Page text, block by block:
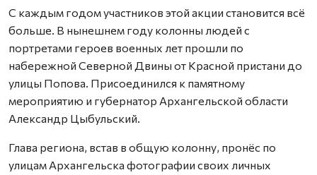
С каждым годом участников этой акции становится всё
больше. В нынешнем году колонны людей с
портретами героев военных лет прошли по
набережной Северной Двины от Красной пристани до
улицы Попова. Присоединился к памятному
мероприятию и губернатор Архангельской области
Александр Цыбульский.
Глава региона, встав в общую колонну, пронёс по
улицам Архангельска фотографии своих личных